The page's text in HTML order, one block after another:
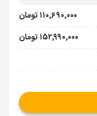
۱۱۰٬۶۹۰٬۰۰۰ تومان
۱۵۲٬۹۹۰٬۰۰۰ تومان